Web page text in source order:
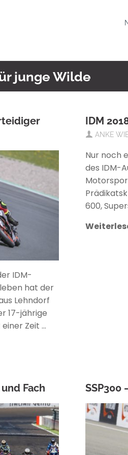
junge Wilde
IDM-
hat der
Lehndorf
17-jährige
Zeit …
IDM
ANKE
Nur noch
des IDM-
600,
Fach SSP300
ANKE WIECZOREK